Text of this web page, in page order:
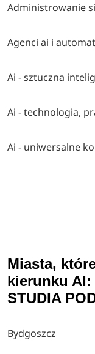
Administrowanie
Agenci ai i
Ai - sztuczna
Ai - uniwersalne
Miasta,
kierunku AI:
STUDIA
Bydgoszcz